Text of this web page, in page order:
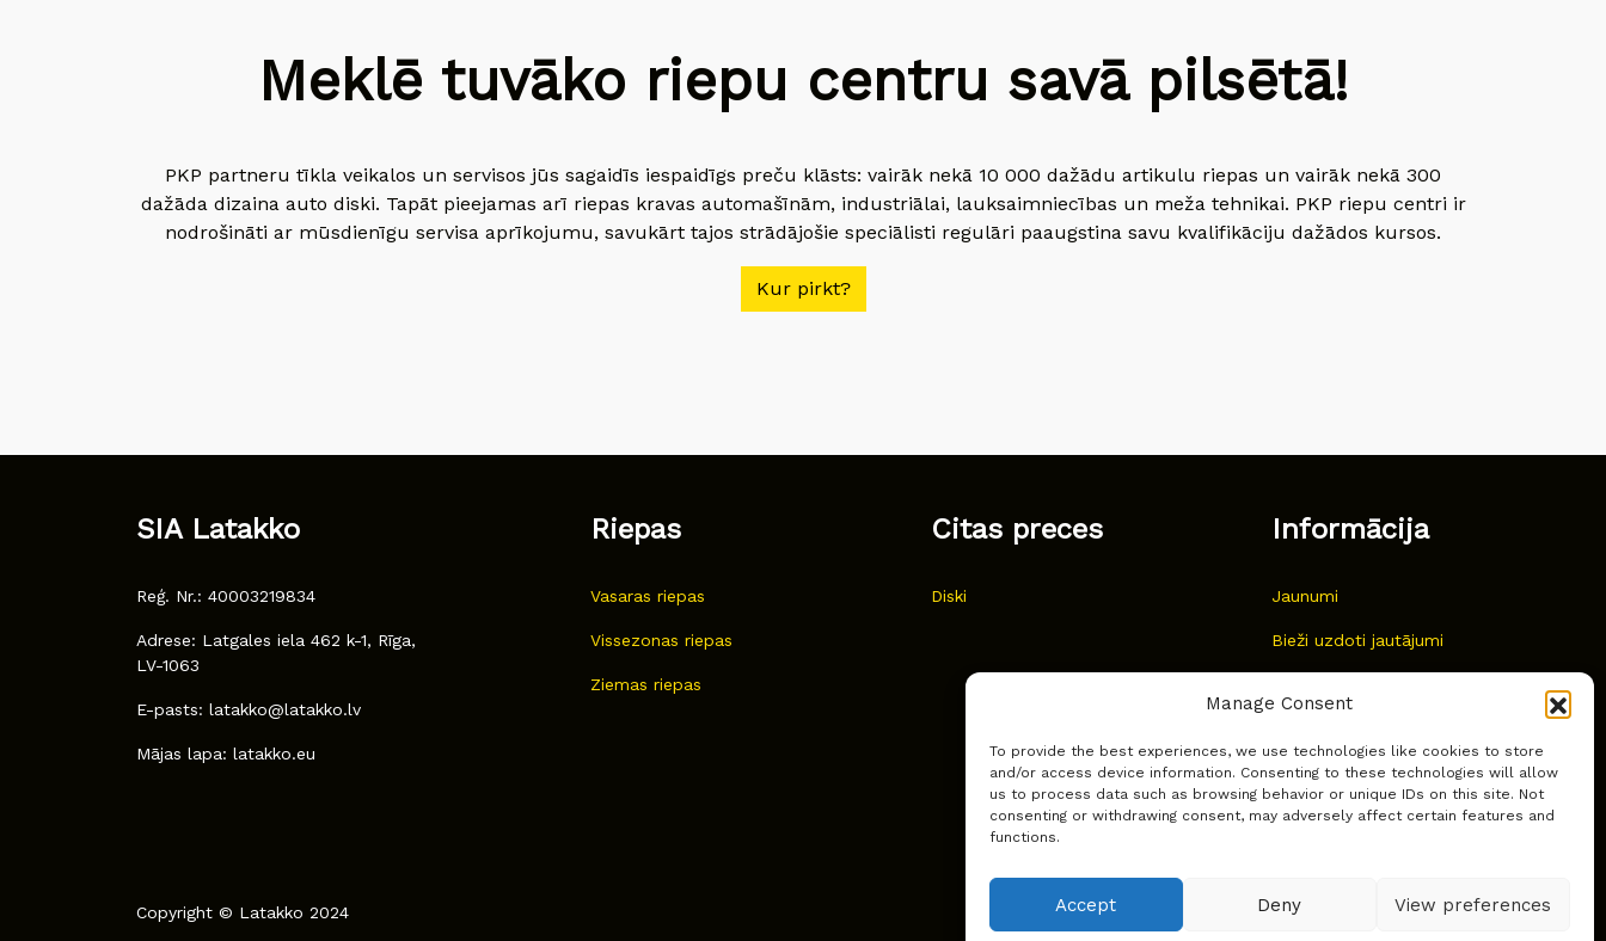
Manage Consent
To provide the best experiences, we use technologies like cookies to store
and/or access device information. Consenting to these technologies will allow
us to process data such as browsing behavior or unique IDs on this site. Not
consenting or withdrawing consent, may adversely affect certain features and
functions.
Accept Deny View preferences
Meklē tuvāko riepu centru savā pilsētā!
PKP partneru tīkla veikalos un servisos jūs sagaidīs iespaidīgs preču klāsts: vairāk nekā 10 000 dažādu artikulu riepas un vairāk nekā 300
dažāda dizaina auto diski. Tapāt pieejamas arī riepas kravas automašīnām, industriālai, lauksaimniecības un meža tehnikai. PKP riepu centri ir
nodrošināti ar mūsdienīgu servisa aprīkojumu, savukārt tajos strādājošie speciālisti regulāri paaugstina savu kvalifikāciju dažādos kursos.
Kur pirkt?
SIA Latakko
Reģ. Nr.: 40003219834
Adrese: Latgales iela 462 k-1, Rīga,
LV-1063
E-pasts: latakko@latakko.lv
Mājas lapa: latakko.eu
Riepas
Vasaras riepas
Vissezonas riepas
Ziemas riepas
Citas preces
Diski
Informācija
Jaunumi
Bieži uzdoti jautājumi
Copyright © Latakko 2024